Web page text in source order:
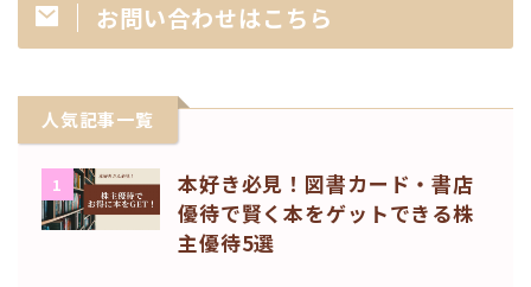
お問い合わせはこちら
人気記事一覧
1
本好き必見！図書カード・書店
優待で賢く本をゲットできる株
主優待5選